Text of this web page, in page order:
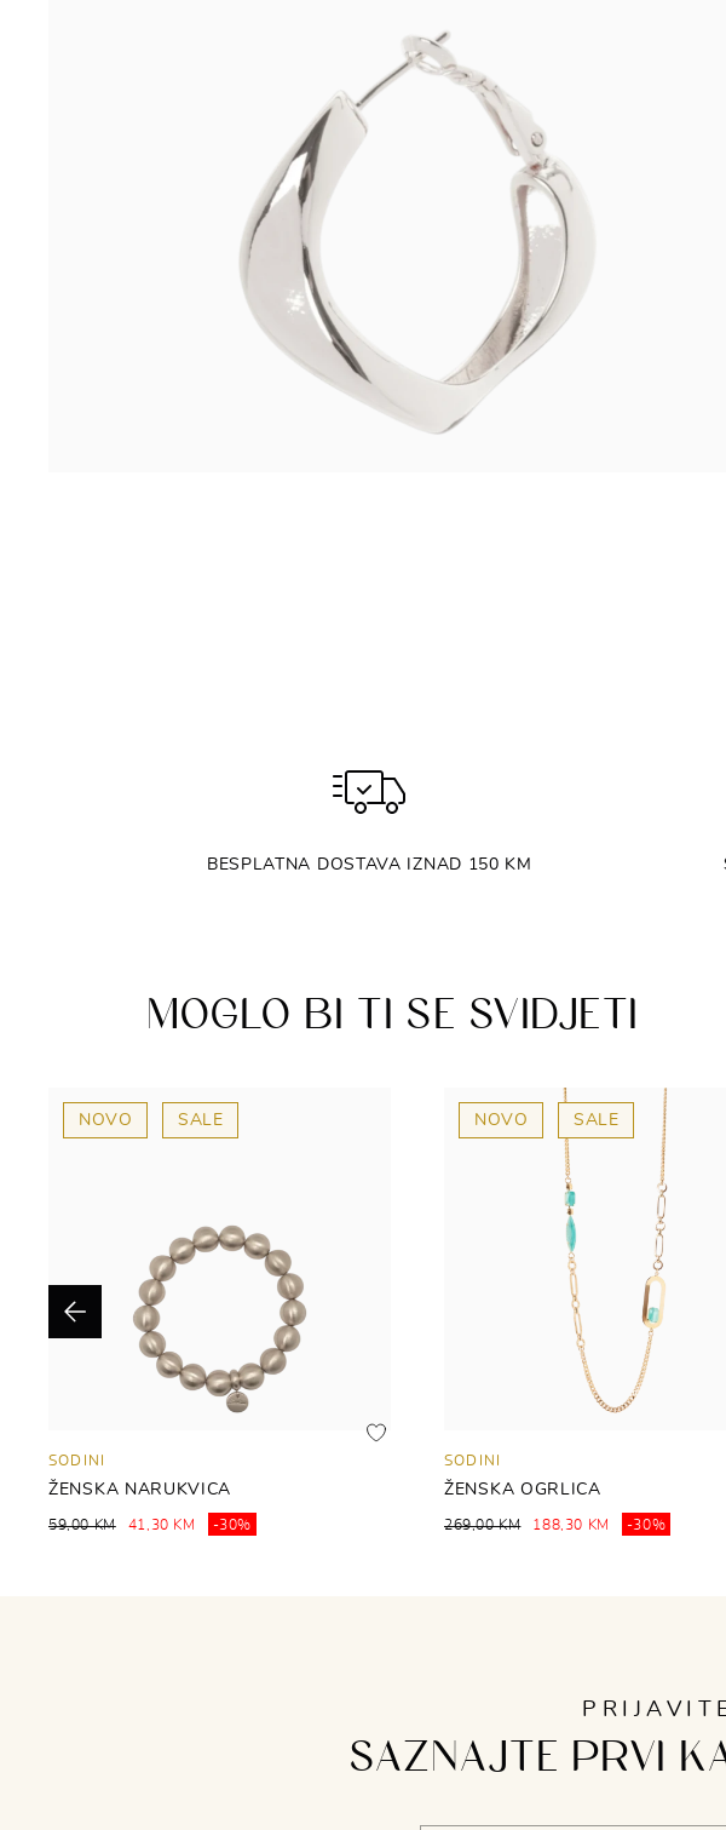
BESPLATNA DOSTAVA IZNAD 150 KM
MOGLO BI TI SE SVIDJETI
NOVO SALE
SODINI
ŽENSKA NARUKVICA
59,00 KM 41,30 KM -30%
NOVO SALE
SODINI
ŽENSKA OGRLICA
269,00 KM 188,30 KM -30%
Previous
SAZNAJTE PRVI